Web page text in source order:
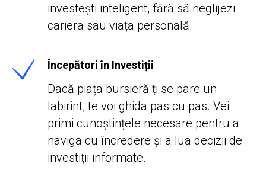
investești inteligent, fără să neglijezi
cariera sau viața personală.
Începători în Investiții
Dacă piața bursieră ți se pare un
labirint, te voi ghida pas cu pas. Vei
primi cunoștințele necesare pentru a
naviga cu încredere și a lua decizii de
investiții informate.